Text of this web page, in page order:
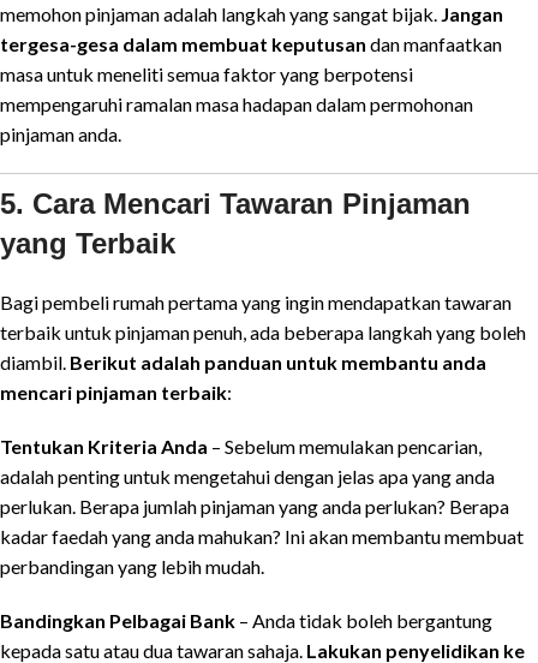
memohon pinjaman adalah langkah yang sangat bijak. Jangan
tergesa-gesa dalam membuat keputusan dan manfaatkan
masa untuk meneliti semua faktor yang berpotensi
mempengaruhi ramalan masa hadapan dalam permohonan
pinjaman anda.
5. Cara Mencari Tawaran Pinjaman
yang Terbaik
Bagi pembeli rumah pertama yang ingin mendapatkan tawaran
terbaik untuk pinjaman penuh, ada beberapa langkah yang boleh
diambil. Berikut adalah panduan untuk membantu anda
mencari pinjaman terbaik:
Tentukan Kriteria Anda – Sebelum memulakan pencarian,
adalah penting untuk mengetahui dengan jelas apa yang anda
perlukan. Berapa jumlah pinjaman yang anda perlukan? Berapa
kadar faedah yang anda mahukan? Ini akan membantu membuat
perbandingan yang lebih mudah.
Bandingkan Pelbagai Bank – Anda tidak boleh bergantung
kepada satu atau dua tawaran sahaja. Lakukan penyelidikan ke